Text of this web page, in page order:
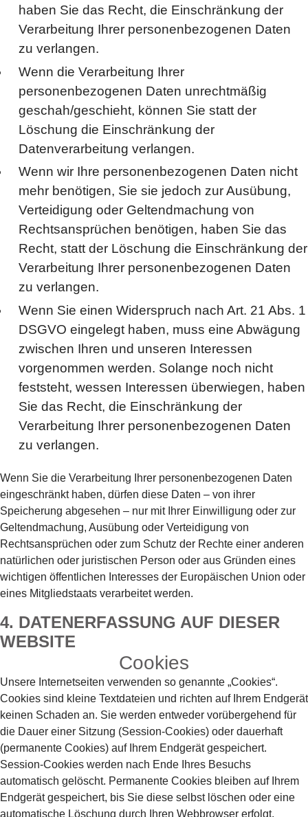
haben Sie das Recht, die Einschränkung der
Verarbeitung Ihrer personenbezogenen Daten
zu verlangen.
Wenn die Verarbeitung Ihrer
personenbezogenen Daten unrechtmäßig
geschah/geschieht, können Sie statt der
Löschung die Einschränkung der
Datenverarbeitung verlangen.
Wenn wir Ihre personenbezogenen Daten nicht
mehr benötigen, Sie sie jedoch zur Ausübung,
Verteidigung oder Geltendmachung von
Rechtsansprüchen benötigen, haben Sie das
Recht, statt der Löschung die Einschränkung der
Verarbeitung Ihrer personenbezogenen Daten
zu verlangen.
Wenn Sie einen Widerspruch nach Art. 21 Abs. 1
DSGVO eingelegt haben, muss eine Abwägung
zwischen Ihren und unseren Interessen
vorgenommen werden. Solange noch nicht
feststeht, wessen Interessen überwiegen, haben
Sie das Recht, die Einschränkung der
Verarbeitung Ihrer personenbezogenen Daten
zu verlangen.
Wenn Sie die Verarbeitung Ihrer personenbezogenen Daten
eingeschränkt haben, dürfen diese Daten – von ihrer
Speicherung abgesehen – nur mit Ihrer Einwilligung oder zur
Geltendmachung, Ausübung oder Verteidigung von
Rechtsansprüchen oder zum Schutz der Rechte einer anderen
natürlichen oder juristischen Person oder aus Gründen eines
wichtigen öffentlichen Interesses der Europäischen Union oder
eines Mitgliedstaats verarbeitet werden.
4. DATENERFASSUNG AUF DIESER
WEBSITE
Cookies
Unsere Internetseiten verwenden so genannte „Cookies“.
Cookies sind kleine Textdateien und richten auf Ihrem Endgerät
keinen Schaden an. Sie werden entweder vorübergehend für
die Dauer einer Sitzung (Session-Cookies) oder dauerhaft
(permanente Cookies) auf Ihrem Endgerät gespeichert.
Session-Cookies werden nach Ende Ihres Besuchs
automatisch gelöscht. Permanente Cookies bleiben auf Ihrem
Endgerät gespeichert, bis Sie diese selbst löschen oder eine
automatische Löschung durch Ihren Webbrowser erfolgt.